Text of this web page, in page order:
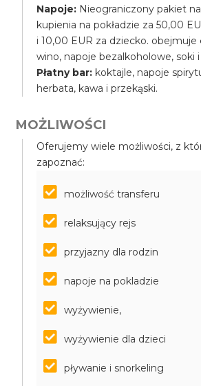
Napoje: Nieograniczony pakiet
kupienia na pokładzie za 50,00
i 10,00 EUR za dziecko. obejmuje
wino, napoje bezalkoholowe, soki
Płatny bar: koktajle, napoje
herbata, kawa i przekąski.
MOŻLIWOŚCI
Oferujemy wiele możliwości, z
zapoznać:
możliwość transferu
relaksujący rejs
przyjazny dla rodzin
napoje na pokladzie
wyżywienie,
wyżywienie dla dzieci
pływanie i snorkeling